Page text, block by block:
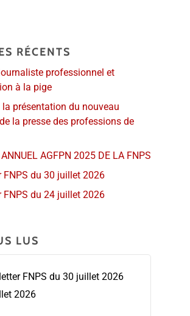
RÉCENTS
professionnel et
à la pige
présentation du nouveau
la presse des professions de
AGFPN 2025 DE LA FNPS
FNPS du 30 juillet 2026
FNPS du 24 juillet 2026
LUS
FNPS du 30 juillet 2026
2026